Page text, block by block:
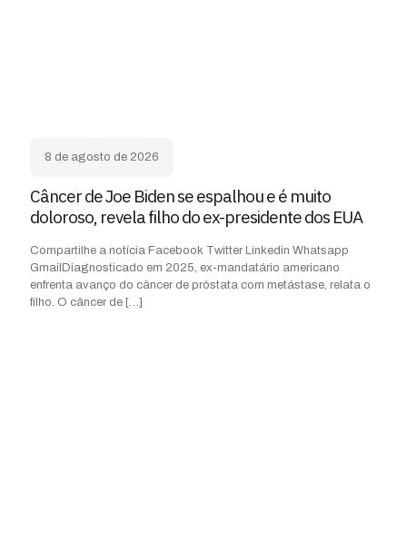
8 de agosto de 2026
Câncer de Joe Biden se espalhou e é muito
doloroso, revela filho do ex-presidente dos EUA
Compartilhe a notícia Facebook Twitter Linkedin Whatsapp
GmailDiagnosticado em 2025, ex-mandatário americano
enfrenta avanço do câncer de próstata com metástase, relata o
filho. O câncer de […]